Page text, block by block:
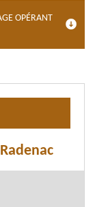
OPÉRANT